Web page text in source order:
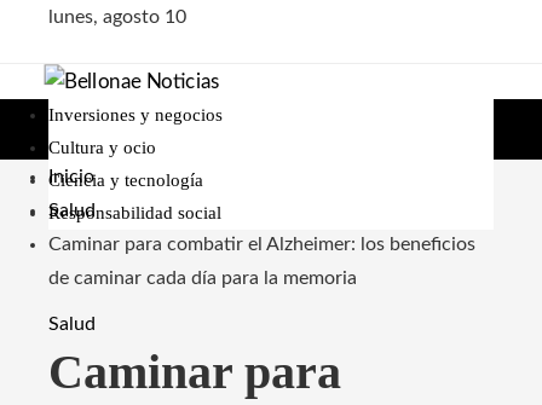
lunes, agosto 10
Inversiones y negocios
Cultura y ocio
Ciencia y tecnología
Responsabilidad social
Inicio
Salud
Caminar para combatir el Alzheimer: los beneficios
de caminar cada día para la memoria
Salud
Caminar para